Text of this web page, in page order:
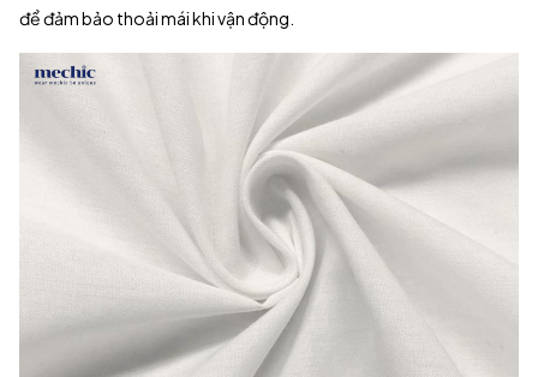
để đảm bảo thoải mái khi vận động.